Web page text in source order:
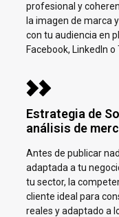
profesional y
la imagen de marca
con tu audiencia en
Facebook, LinkedIn o
Estrategia de
análisis de
Antes de publicar
adaptada a tu
tu sector, la
cliente ideal para
reales y adaptado a